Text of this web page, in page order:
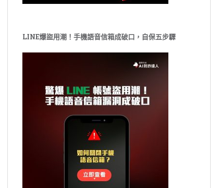
LINE爆盜用潮！手機語音信箱成破口，自保五步驟